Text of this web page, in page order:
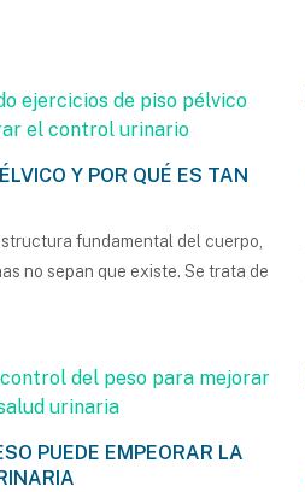
Y POR QUÉ ES TAN
fundamental del cuerpo,
no sepan que existe. Se trata de
PUEDE EMPEORAR LA